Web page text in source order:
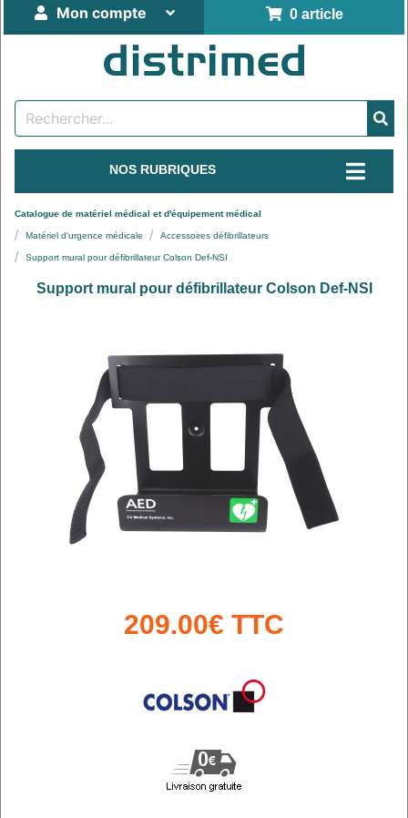
0 article
Mon compte
NOS RUBRIQUES
Catalogue de matériel médical et d'équipement médical
Matériel d'urgence médicale Accessoires défibrillateurs
Support mural pour défibrillateur Colson Def-NSI
Support mural pour défibrillateur Colson Def-NSI
209.00€ TTC